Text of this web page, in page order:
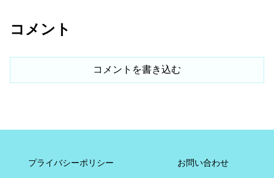
コメント
コメントを書き込む
プライバシーポリシー お問い合わせ